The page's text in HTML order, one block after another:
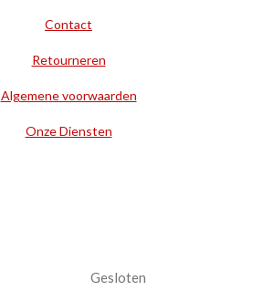
Contact
Retourneren
Algemene voorwaarden
Onze Diensten
Gesloten